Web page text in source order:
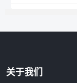
关于我们